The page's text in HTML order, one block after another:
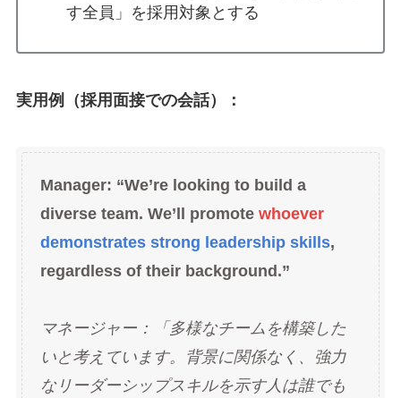
す全員」を採用対象とする
実用例（採用面接での会話）：
Manager: “We’re looking to build a
diverse team. We’ll promote whoever
demonstrates strong leadership skills,
regardless of their background.”
マネージャー：「多様なチームを構築した
いと考えています。背景に関係なく、強力
なリーダーシップスキルを示す人は誰でも